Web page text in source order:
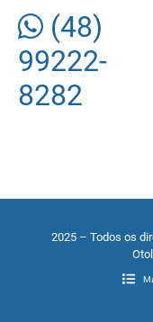
(48)
99222-
8282
2025 – Todos os